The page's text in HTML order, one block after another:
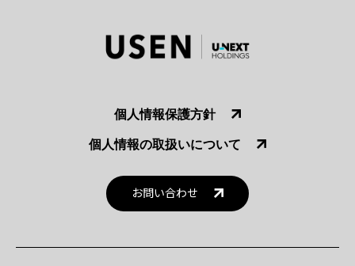
個人情報保護方針
個人情報の取扱いについて
お問い合わせ